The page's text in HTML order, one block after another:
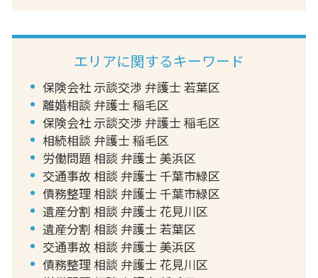
エリアに関するキーワード
保険会社 示談交渉 弁護士 若葉区
離婚相談 弁護士 稲毛区
保険会社 示談交渉 弁護士 稲毛区
相続相談 弁護士 稲毛区
労働問題 相談 弁護士 美浜区
交通事故 相談 弁護士 千葉市緑区
債務整理 相談 弁護士 千葉市緑区
遺産分割 相談 弁護士 花見川区
遺産分割 相談 弁護士 若葉区
交通事故 相談 弁護士 美浜区
債務整理 相談 弁護士 花見川区